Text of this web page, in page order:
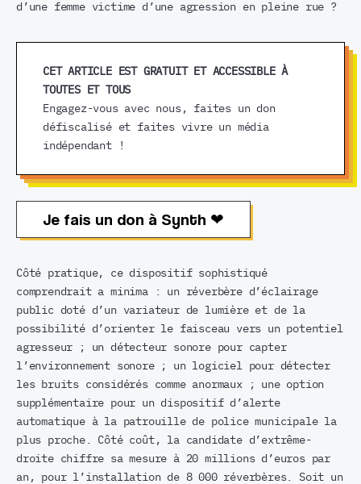
d’une femme victime d’une agression en pleine rue ?
CET ARTICLE EST GRATUIT ET ACCESSIBLE À
TOUTES ET TOUS
Engagez-vous avec nous, faites un don
défiscalisé et faites vivre un média
indépendant !
Je fais un don à Synth ❤︎
Côté pratique, ce dispositif sophistiqué
comprendrait a minima : un réverbère d’éclairage
public doté d’un variateur de lumière et de la
possibilité d’orienter le faisceau vers un potentiel
agresseur ; un détecteur sonore pour capter
l’environnement sonore ; un logiciel pour détecter
les bruits considérés comme anormaux ; une option
supplémentaire pour un dispositif d’alerte
automatique à la patrouille de police municipale la
plus proche. Côté coût, la candidate d’extrême-
droite chiffre sa mesure à 20 millions d’euros par
an, pour l’installation de 8 000 réverbères. Soit un